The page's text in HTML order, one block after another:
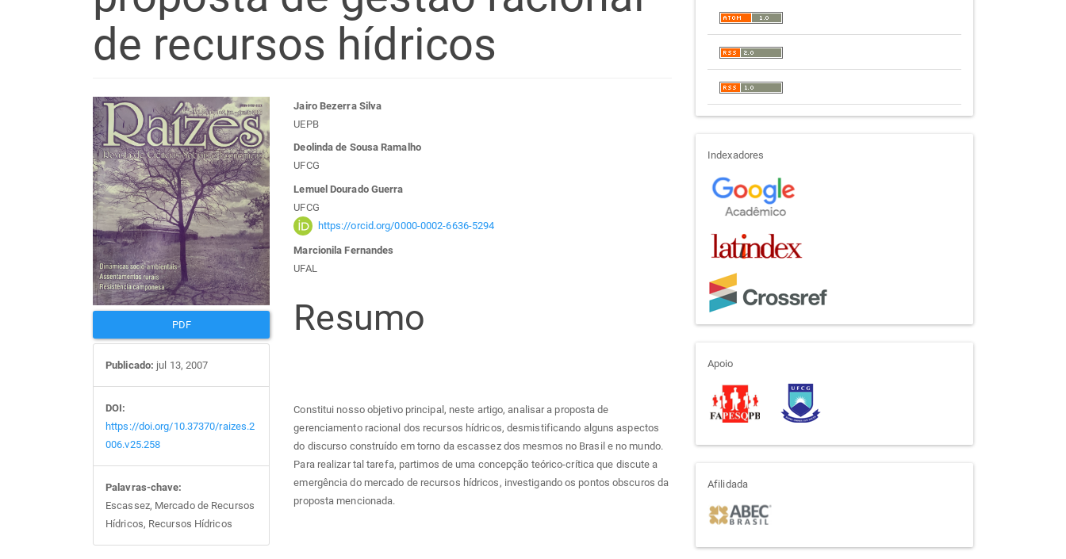
de recursos hídricos
Barra
lateral
de
artigos
PDF
Publicado: jul 13, 2007
DOI:
https://doi.org/10.37370/raizes.2
006.v25.258
Palavras-chave:
Escassez, Mercado de Recursos
Hídricos, Recursos Hídricos
Conteúdo
do
artigo
principal
Jairo Bezerra Silva
UEPB
Deolinda de Sousa Ramalho
UFCG
Lemuel Dourado Guerra
UFCG
https://orcid.org/0000-0002-6636-5294
Marcionila Fernandes
UFAL
Resumo
Constitui nosso objetivo principal, neste artigo, analisar a proposta de
gerenciamento racional dos recursos hídricos, desmistificando alguns aspectos
do discurso construído em torno da escassez dos mesmos no Brasil e no mundo.
Para realizar tal tarefa, partimos de uma concepção teórico-crítica que discute a
emergência do mercado de recursos hídricos, investigando os pontos obscuros da
proposta mencionada.
indexadores
Indexadores
apoio
Apoio
afiliada
Afilidada